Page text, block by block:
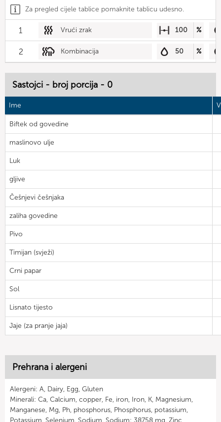
Za pregled cijele tablice pomaknite tablicu udesno.
1 Vrući zrak 100 %
2 Kombinacija 50 %
Sastojci - broj porcija - 0
Ime
Biftek od govedine
maslinovo ulje
Luk
gljive
Češnjevi češnjaka
zaliha govedine
Pivo
Timijan (svježi)
Crni papar
Sol
Lisnato tijesto
Jaje (za pranje jaja)
Prehrana i alergeni
Alergeni: A, Dairy, Egg, Gluten
Minerali: Ca, Calcium, copper, Fe, iron, Iron, K, Magnesium,
Manganese, Mg, Ph, phosphorus, Phosphorus, potassium,
Potassium, Selenium, Sodium, Sodium: 38758 mg, Zinc